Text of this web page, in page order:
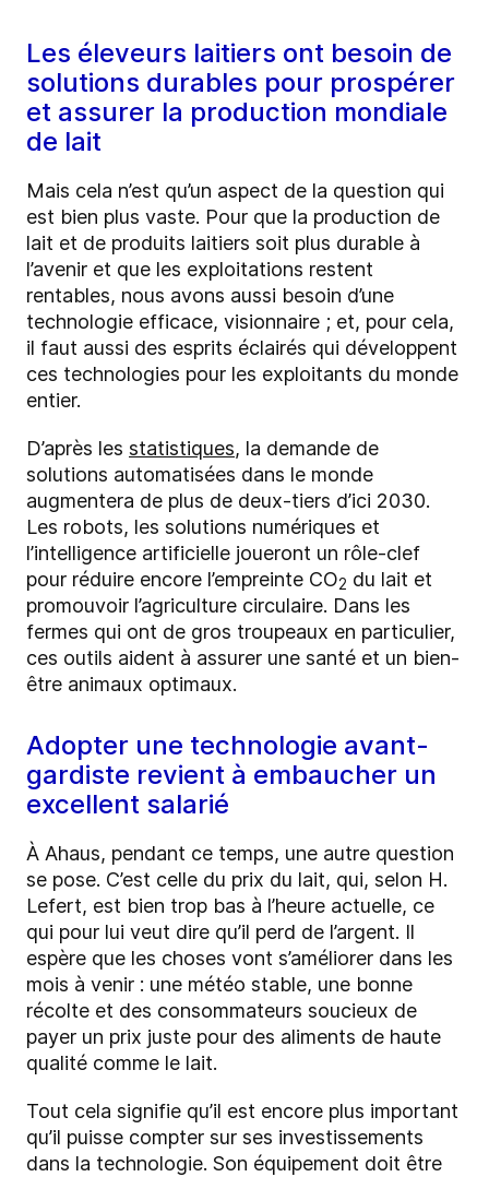
Les éleveurs laitiers ont besoin de
solutions durables pour prospérer
et assurer la production mondiale
de lait
Mais cela n’est qu’un aspect de la question qui
est bien plus vaste. Pour que la production de
lait et de produits laitiers soit plus durable à
l’avenir et que les exploitations restent
rentables, nous avons aussi besoin d’une
technologie efficace, visionnaire ; et, pour cela,
il faut aussi des esprits éclairés qui développent
ces technologies pour les exploitants du monde
entier.
D’après les statistiques, la demande de
solutions automatisées dans le monde
augmentera de plus de deux-tiers d’ici 2030.
Les robots, les solutions numériques et
l’intelligence artificielle joueront un rôle-clef
pour réduire encore l’empreinte CO2 du lait et
promouvoir l’agriculture circulaire. Dans les
fermes qui ont de gros troupeaux en particulier,
ces outils aident à assurer une santé et un bien-
être animaux optimaux.
Adopter une technologie avant-
gardiste revient à embaucher un
excellent salarié
À Ahaus, pendant ce temps, une autre question
se pose. C’est celle du prix du lait, qui, selon H.
Lefert, est bien trop bas à l’heure actuelle, ce
qui pour lui veut dire qu’il perd de l’argent. Il
espère que les choses vont s’améliorer dans les
mois à venir : une météo stable, une bonne
récolte et des consommateurs soucieux de
payer un prix juste pour des aliments de haute
qualité comme le lait.
Tout cela signifie qu’il est encore plus important
qu’il puisse compter sur ses investissements
dans la technologie. Son équipement doit être